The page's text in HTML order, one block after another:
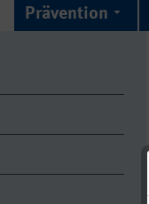
Prävention